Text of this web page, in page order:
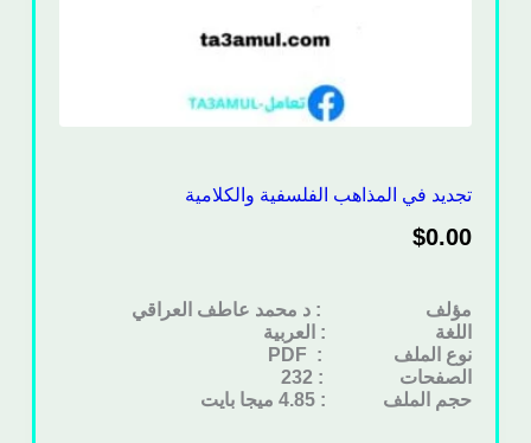
تجديد في المذاهب الفلسفية والكلامية
$0.00
مؤلف : د محمد عاطف العراقي
اللغة : العربية
نوع الملف : PDF
الصفحات : 232
حجم الملف : 4.85 ميجا بايت